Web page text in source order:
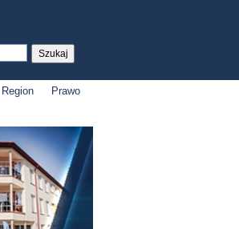
Region
Prawo